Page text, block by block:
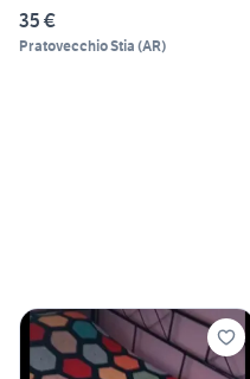
35 €
Pratovecchio Stia (AR)